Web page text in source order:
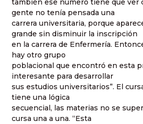
también ese número tiene que ver
gente no tenía pensada una
carrera universitaria, porque
grande sin disminuir la inscripción
en la carrera de Enfermería.
hay otro grupo
poblacional que encontró en esta
interesante para desarrollar
sus estudios universitarios”. El
tiene una lógica
secuencial, las materias no se
cursa una a una. “Esta